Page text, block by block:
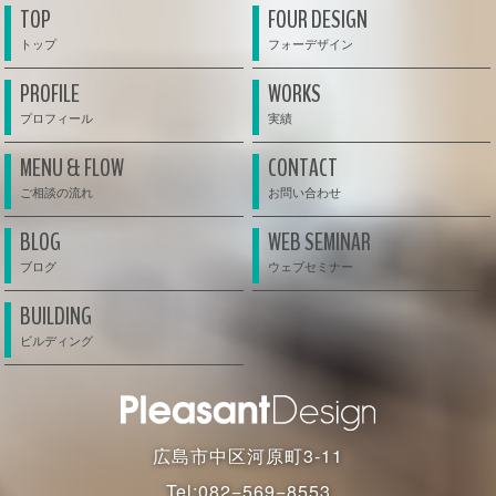
TOP FOUR DESIGN
PROFILE WORKS
MENU & FLOW CONTACT
BLOG WEB SEMINAR
BUILDING
広島市中区河原町3-11